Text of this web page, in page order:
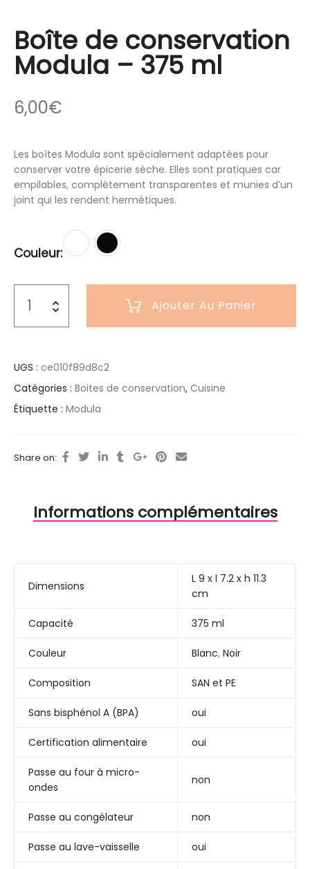
Boîte de conservation
Modula – 375 ml
6,00€
Les boîtes Modula sont spécialement adaptées pour
conserver votre épicerie sèche. Elles sont pratiques car
empilables, complètement transparentes et munies d’un
joint qui les rendent hermétiques.
Couleur
Ajouter Au Panier
UGS : ce010f89d8c2
Catégories : Boites de conservation, Cuisine
Étiquette : Modula
Share on:
Informations complémentaires
Dimensions
L 9 x l 7.2 x h 11.3
cm
Capacité 375 ml
Couleur Blanc, Noir
Composition SAN et PE
Sans bisphénol A (BPA) oui
Certification alimentaire oui
Passe au four à micro-
ondes
non
Passe au congélateur non
Passe au lave-vaisselle oui